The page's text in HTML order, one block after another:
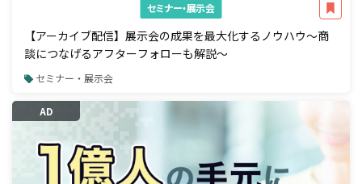
セミナー・展示会
【アーカイブ配信】展示会の成果を最大化するノウハウ～商
談につなげるアフターフォローも解説～
セミナー・展示会
AD